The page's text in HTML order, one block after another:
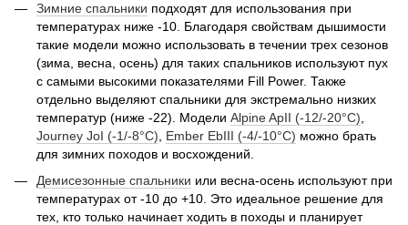
Зимние спальники подходят для использования при
температурах ниже -10. Благодаря свойствам дышимости
такие модели можно использовать в течении трех сезонов
(зима, весна, осень) для таких спальников используют пух
с самыми высокими показателями Fill Power. Также
отдельно выделяют спальники для экстремально низких
температур (ниже -22). Модели Alpine ApII (-12/-20°C)
Journey JoI (-1/-8°C)
Ember EbIII (-4/-10°C) можно брать
для зимних походов и восхождений.
Демисезонные спальники или весна-осень используют при
температурах от -10 до +10. Это идеальное решение для
тех, кто только начинает ходить в походы и планирует